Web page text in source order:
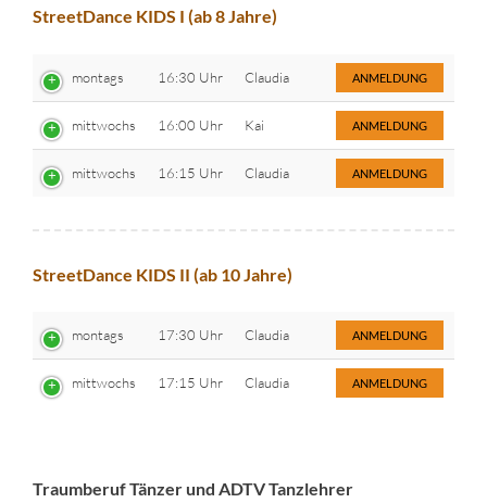
StreetDance KIDS I (ab 8 Jahre)
montags 16:30 Uhr Claudia ANMELDUNG
mittwochs 16:00 Uhr Kai ANMELDUNG
mittwochs 16:15 Uhr Claudia ANMELDUNG
StreetDance KIDS II (ab 10 Jahre)
montags 17:30 Uhr Claudia ANMELDUNG
mittwochs 17:15 Uhr Claudia ANMELDUNG
Traumberuf Tänzer und ADTV Tanzlehrer